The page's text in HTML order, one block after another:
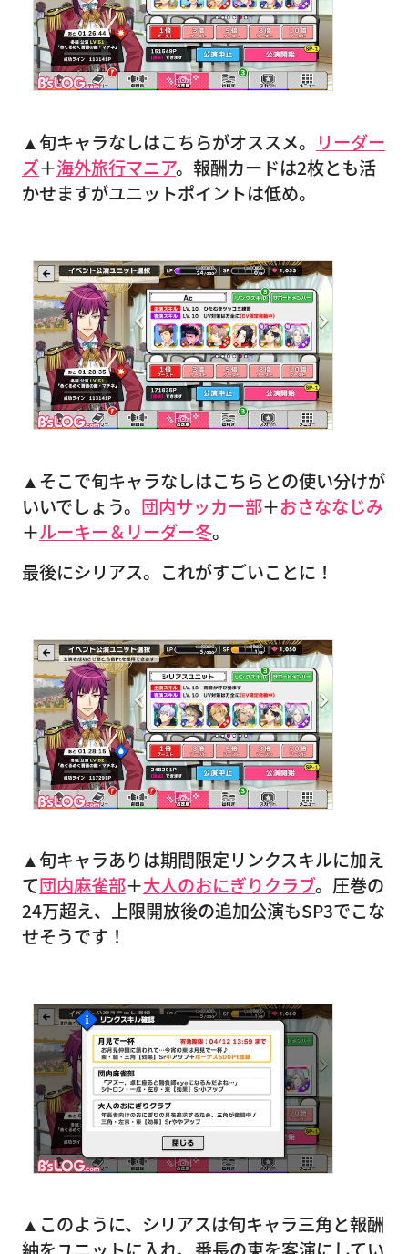
▲旬キャラなしはこちらがオススメ。 リーダー
ズ＋海外旅行マニア。報酬カードは2枚とも活
かせますがユニットポイントは低め。
▲そこで旬キャラなしはこちらとの使い分けが
いいでしょう。 団内サッカー部＋おさななじみ
＋ルーキー＆リーダー冬。
最後にシリアス。これがすごいことに！
▲旬キャラありは期間限定リンクスキルに加え
て団内麻雀部＋大人のおにぎりクラブ。圧巻の
24万超え、上限開放後の追加公演もSP3でこな
せそうです！
▲このように、シリアスは旬キャラ三角と報酬